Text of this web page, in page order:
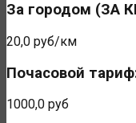
За городом (ЗА
20,0 руб/км
Почасовой
1000,0 руб